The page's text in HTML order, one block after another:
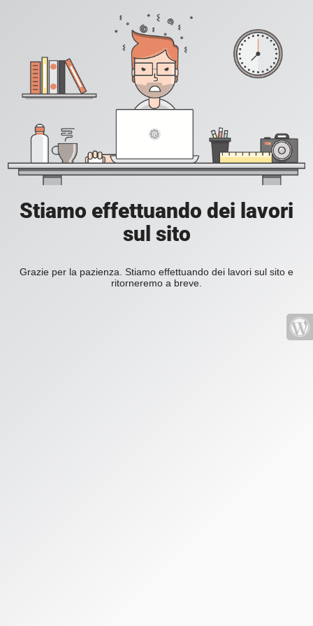
Stiamo effettuando dei lavori
sul sito
Grazie per la pazienza. Stiamo effettuando dei lavori sul sito e
ritorneremo a breve.